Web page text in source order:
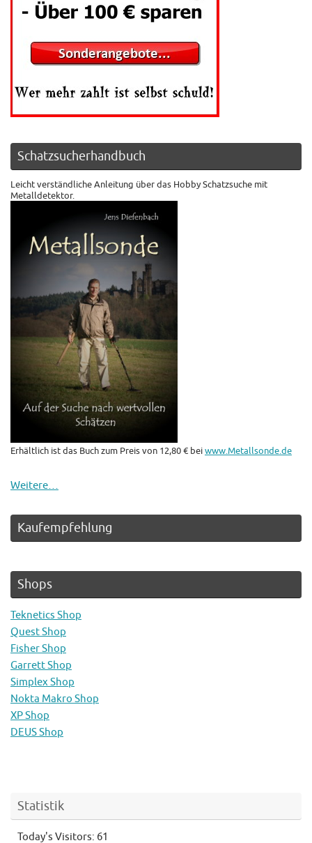
Schatzsucherhandbuch
Leicht verständliche Anleitung über das Hobby Schatzsuche mit
Metalldetektor.
Erhältlich ist das Buch zum Preis von 12,80 € beiwww.Metallsonde.de
Weitere…
Kaufempfehlung
Shops
Teknetics Shop
Quest Shop
Fisher Shop
Garrett Shop
Simplex Shop
Nokta Makro Shop
XP Shop
DEUS Shop
Statistik
Today's Visitors: 61